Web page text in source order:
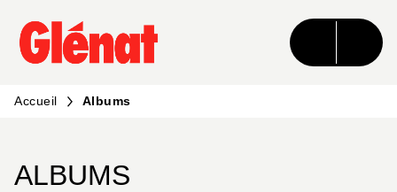
MENU RECHERCHE CONTENU
PIED DE PAGE
Accueil Albums
ALBUMS